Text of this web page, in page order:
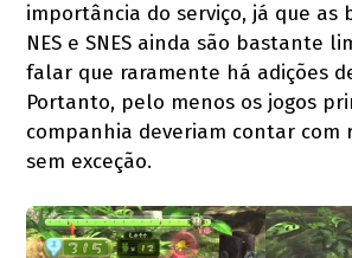
importância do serviço, já que as
NES e SNES ainda são bastante
falar que raramente há adições
Portanto, pelo menos os jogos
companhia deveriam contar com
sem exceção.